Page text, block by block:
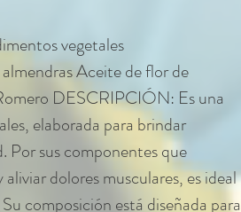
vegetales
Aceite de flor de
DESCRIPCIÓN: Es una
elaborada para brindar
Por sus componentes que
dolores musculares, es ideal
composición está diseñada para